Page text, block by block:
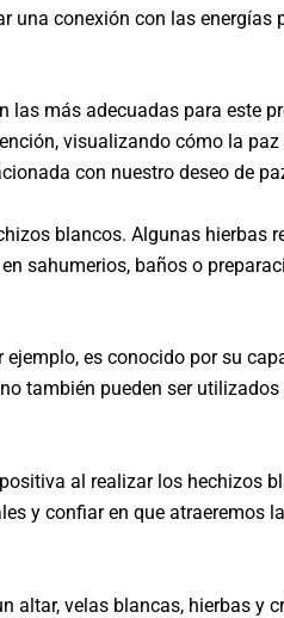
una conexión con las energías
más adecuadas para este
visualizando cómo la
con nuestro deseo de
blancos. Algunas hierbas
sahumerios, baños o
es conocido por su
también pueden ser
al realizar los hechizos
y confiar en que atraeremos
altar, velas blancas, hierbas y